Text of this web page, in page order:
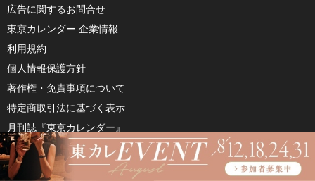
広告に関するお問合せ
東京カレンダー 企業情報
利用規約
個人情報保護方針
著作権・免責事項について
特定商取引法に基づく表示
月刊誌『東京カレンダー』
婚活・恋活アプリ『東カレデート』
レストラン予約『グルカレby東京カレンダー』